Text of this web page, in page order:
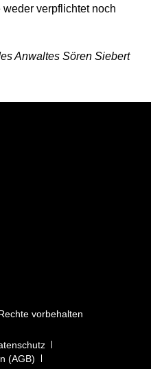
verpflichtet noch
Anwaltes Sören Siebert
vorbehalten
(AGB)